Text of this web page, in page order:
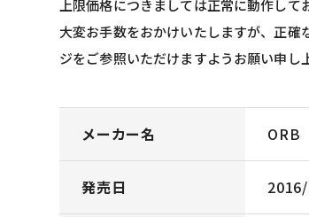
上限価格につきましては正常に動作して
大変お手数をおかけいたしますが、正確
ジをご参照いただけますようお願い申し
メーカー名 ORB
発売日